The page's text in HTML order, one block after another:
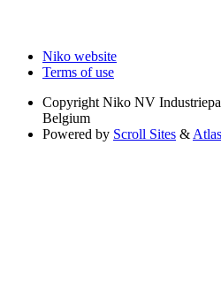
Niko website
Terms of use
Copyright Niko NV
Belgium
Powered by Scroll Sites &